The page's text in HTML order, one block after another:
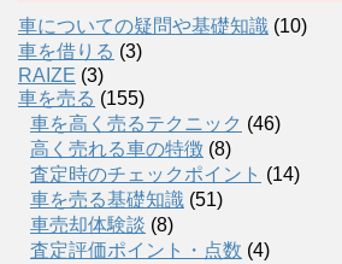
車についての疑問や基礎知識 (10)
車を借りる (3)
RAIZE (3)
車を売る (155)
車を高く売るテクニック (46)
高く売れる車の特徴 (8)
査定時のチェックポイント (14)
車を売る基礎知識 (51)
車売却体験談 (8)
査定評価ポイント・点数 (4)